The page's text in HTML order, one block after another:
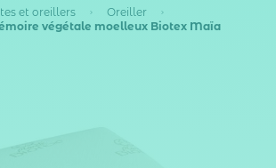
et oreillers
Oreiller
végétale moelleux Biotex Maïa